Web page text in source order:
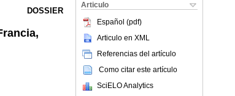
Articulo
Español (pdf)
Articulo en XML
Referencias del artículo
Como citar este artículo
SciELO Analytics
DOSSIER